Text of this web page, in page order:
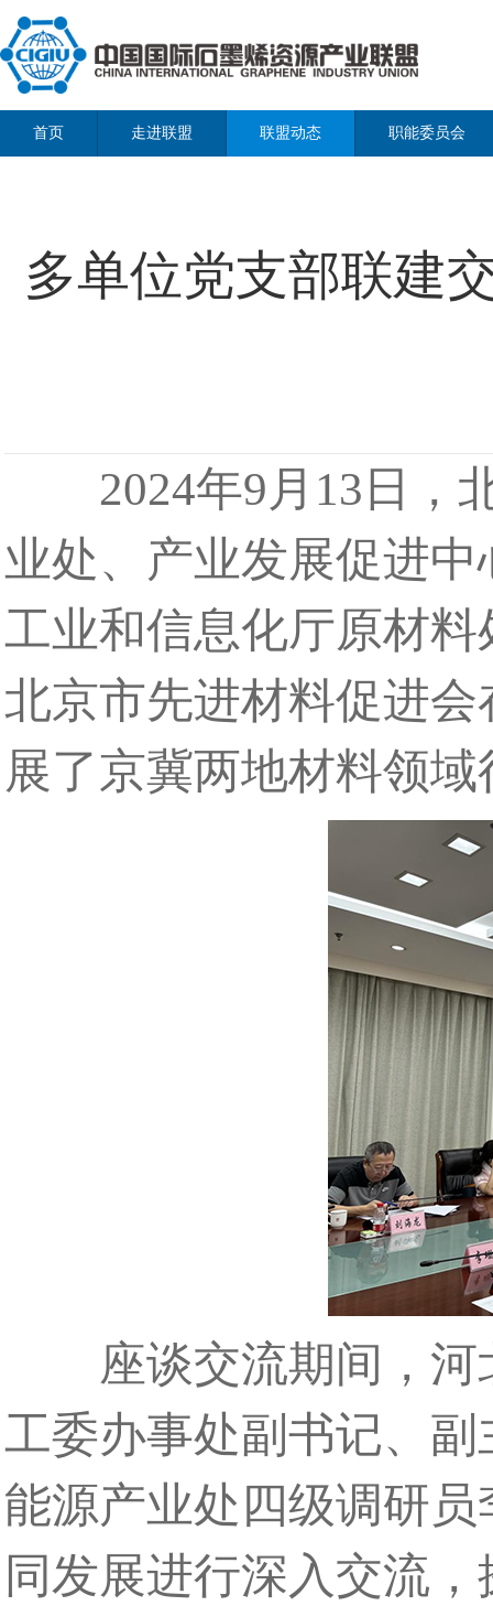
首页 走进联盟 联盟动态 职能委员会
多单位党支部联建
2024年9月13日，北
业处、产业发展促进
工业和信息化厅原材
北京市先进材料促进
展了京冀两地材料领
座谈交流期间，河
工委办事处副书记、
能源产业处四级调研
同发展进行深入交流